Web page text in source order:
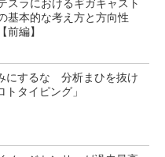
スラにおけるギガキャスト
基本的な考え方と方向性
【前編】
にするな 分析まひを抜け
タイピング」